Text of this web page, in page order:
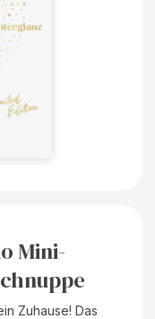
Mini-
Zuhause! Das